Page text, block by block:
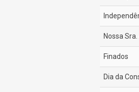
Nossa
Finados
Dia da